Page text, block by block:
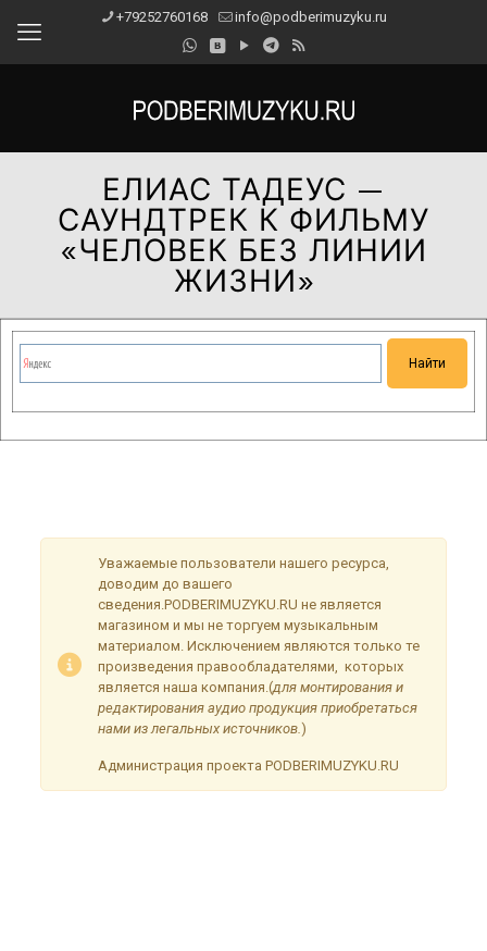
+79252760168 info@podberimuzyku.ru
ЕЛИАС ТАДЕУС —
САУНДТРЕК К ФИЛЬМУ
«ЧЕЛОВЕК БЕЗ ЛИНИИ
ЖИЗНИ»
Уважаемые пользователи нашего ресурса,
доводим до вашего
сведения.PODBERIMUZYKU.RU не является
магазином и мы не торгуем музыкальным
материалом. Исключением являются только те
произведения правообладателями, которых
является наша компания.(для монтирования и
редактирования аудио продукция приобретаться
нами из легальных источников.)
Администрация проекта PODBERIMUZYKU.RU